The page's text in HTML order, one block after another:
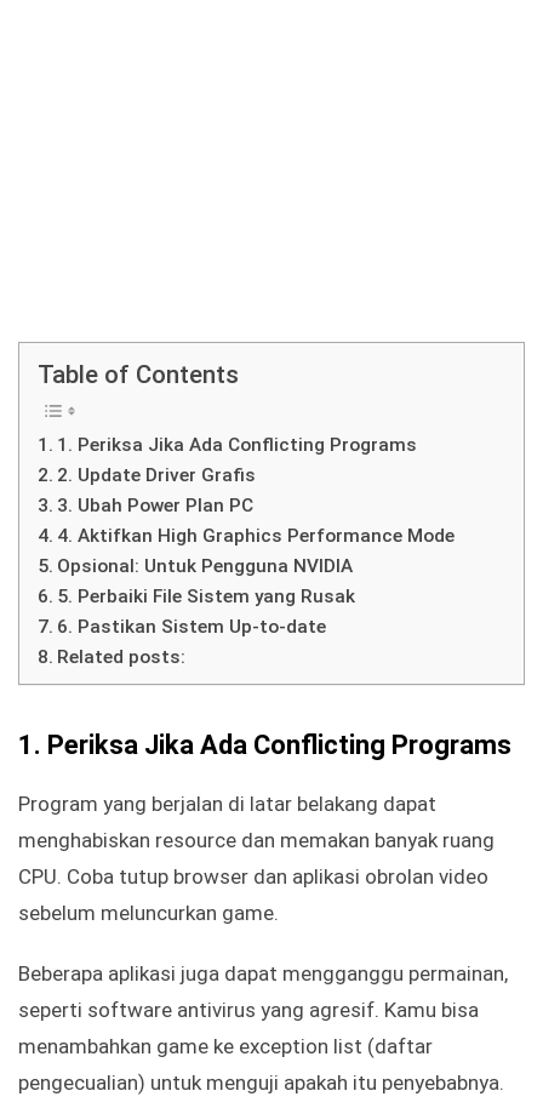
Table of Contents
1. Periksa Jika Ada Conflicting Programs
2. Update Driver Grafis
3. Ubah Power Plan PC
4. Aktifkan High Graphics Performance Mode
Opsional: Untuk Pengguna NVIDIA
5. Perbaiki File Sistem yang Rusak
6. Pastikan Sistem Up-to-date
Related posts:
1. Periksa Jika Ada Conflicting Programs
Program yang berjalan di latar belakang dapat
menghabiskan resource dan memakan banyak ruang
CPU. Coba tutup browser dan aplikasi obrolan video
sebelum meluncurkan game.
Beberapa aplikasi juga dapat mengganggu permainan,
seperti software antivirus yang agresif. Kamu bisa
menambahkan game ke exception list (daftar
pengecualian) untuk menguji apakah itu penyebabnya.